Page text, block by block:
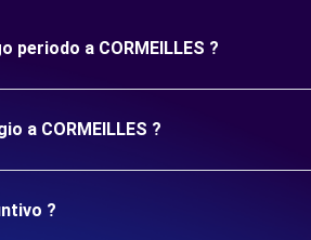
periodo a CORMEILLES ?
a CORMEILLES ?
?